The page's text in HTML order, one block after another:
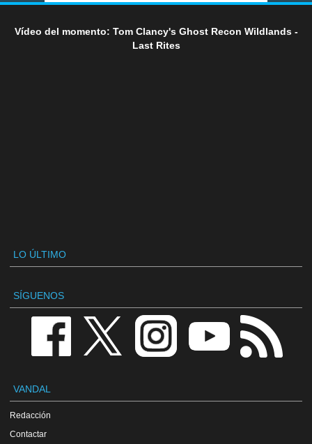
Vídeo del momento: Tom Clancy's Ghost Recon Wildlands -
Last Rites
LO ÚLTIMO
SÍGUENOS
VANDAL
Redacción
Contactar